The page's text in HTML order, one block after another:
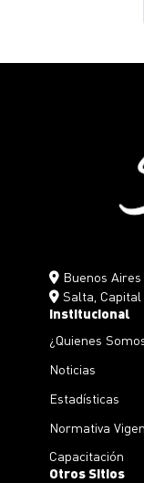
Buenos Aires
Salta, Capital
Institucional
¿Quienes
Noticias
Estadísticas
Normativa
Capacitación
Otros Sitios